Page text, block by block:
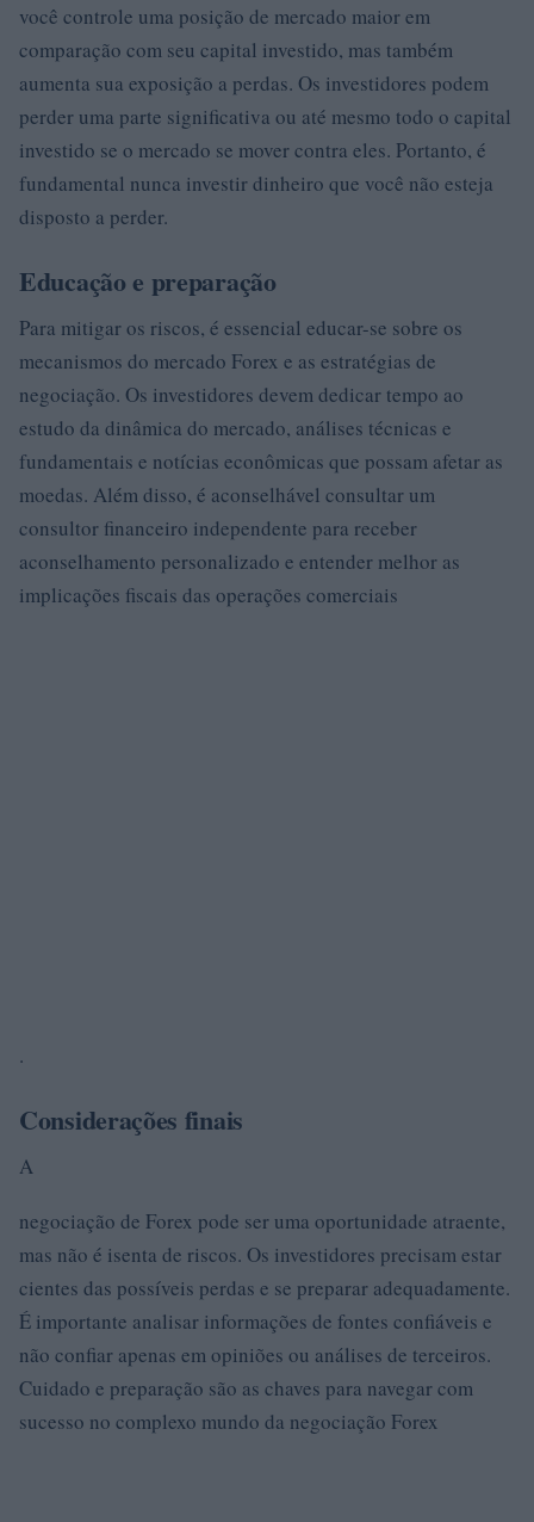
você controle uma posição de mercado maior em
comparação com seu capital investido, mas também
aumenta sua exposição a perdas. Os investidores podem
perder uma parte significativa ou até mesmo todo o capital
investido se o mercado se mover contra eles. Portanto, é
fundamental nunca investir dinheiro que você não esteja
disposto a perder.
Educação e preparação
Para mitigar os riscos, é essencial educar-se sobre os
mecanismos do mercado Forex e as estratégias de
negociação. Os investidores devem dedicar tempo ao
estudo da dinâmica do mercado, análises técnicas e
fundamentais e notícias econômicas que possam afetar as
moedas. Além disso, é aconselhável consultar um
consultor financeiro independente para receber
aconselhamento personalizado e entender melhor as
implicações fiscais das operações comerciais
.
Considerações finais
A
negociação de Forex pode ser uma oportunidade atraente,
mas não é isenta de riscos. Os investidores precisam estar
cientes das possíveis perdas e se preparar adequadamente.
É importante analisar informações de fontes confiáveis e
não confiar apenas em opiniões ou análises de terceiros.
Cuidado e preparação são as chaves para navegar com
sucesso no complexo mundo da negociação Forex